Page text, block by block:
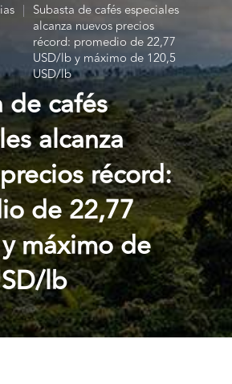
| Subasta de cafés especiales
alcanza nuevos precios
récord: promedio de 22,77
USD/lb y máximo de 120,5
USD/lb
de cafés
alcanza
récord:
de 22,77
máximo de
lb